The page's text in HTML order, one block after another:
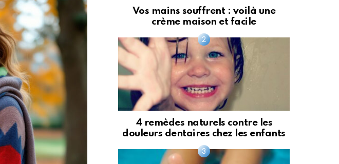
Vos mains souffrent : voilà une
crème maison et facile
4 remèdes naturels contre les
douleurs dentaires chez les enfants